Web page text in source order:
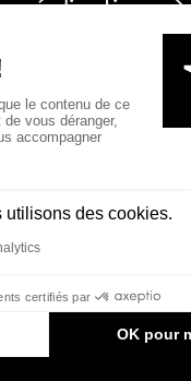
réalisation
Kollectif
de Kollectif
1 MP-1